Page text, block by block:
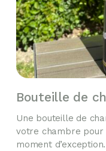
Bouteille de
Une bouteille de
votre chambre
moment